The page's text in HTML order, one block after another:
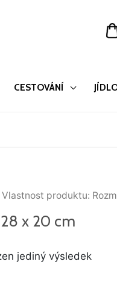
CESTOVÁNÍ
Vlastnost produktu:
x 20 cm
jediný výsledek